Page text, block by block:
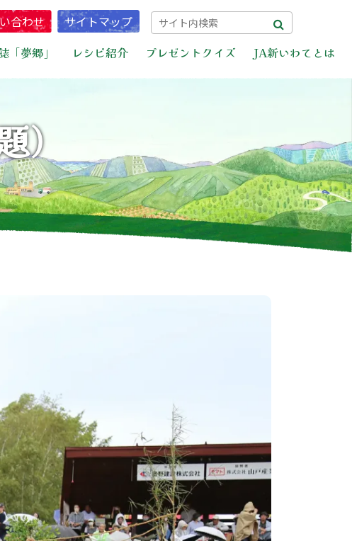
合わせ
サイトマップ
「夢郷」 レシピ紹介 プレゼントクイズ JA新いわてとは
）